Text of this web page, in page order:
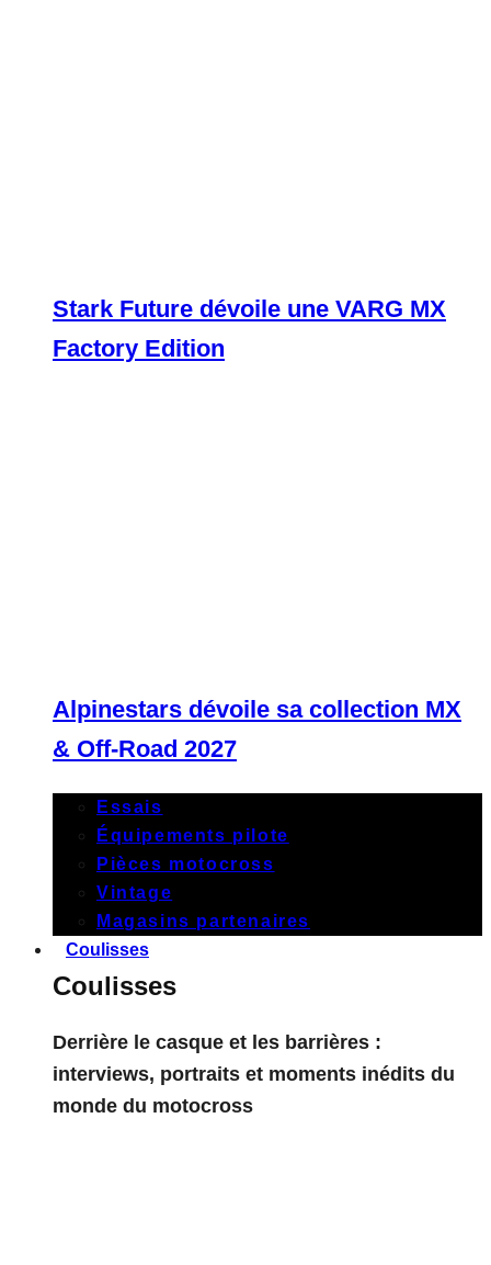
Stark Future dévoile une VARG MX
Factory Edition
Alpinestars dévoile sa collection MX
& Off-Road 2027
Essais
Équipements pilote
Pièces motocross
Vintage
Magasins partenaires
Coulisses
Coulisses
Derrière le casque et les barrières :
interviews, portraits et moments inédits du
monde du motocross